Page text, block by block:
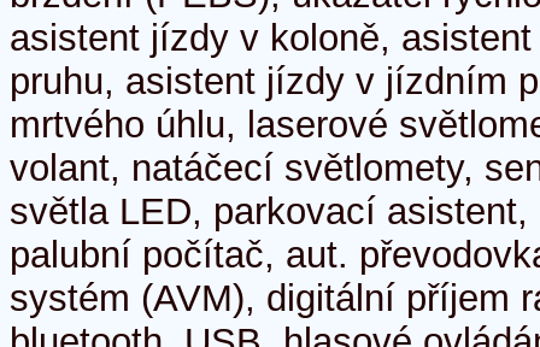
asistent jízdy v koloně,
pruhu, asistent jízdy v jízdním
mrtvého úhlu, laserové
volant, natáčecí světlomety,
světla LED, parkovací
palubní počítač, aut.
systém (AVM), digitální příjem